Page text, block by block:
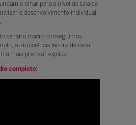
o olhar para o nível da sala de
o desenvolvimento individual
cenário macro conseguimos
a proficiência leitora de cada
mais precisa”, explica.
completo: